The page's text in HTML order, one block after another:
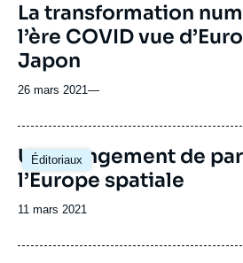
La transformation
l’ère COVID vue
Japon
26 mars 2021—
Éditoriaux
Image
principale
Un changement de
l’Europe spatiale
Date
publication
11 mars 2021